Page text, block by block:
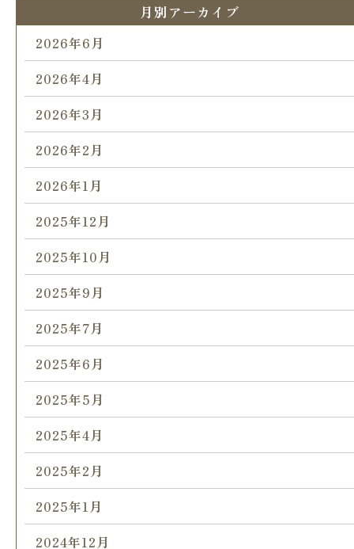
月別アーカイブ
2026年6月
2026年4月
2026年3月
2026年2月
2026年1月
2025年12月
2025年10月
2025年9月
2025年7月
2025年6月
2025年5月
2025年4月
2025年2月
2025年1月
2024年12月